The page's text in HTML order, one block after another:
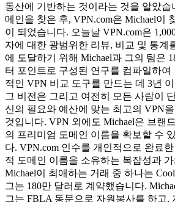
동산에 기반하는 것이라는 것을 알았습
메인을 찾은 후, VPN.com은 Michael이
이 되었습니다. 오늘날 VPN.com은
자에 대한 광범위한 리뷰, 비교 및 통계
에 도달하기 위해 Michael과 그의 팀은
터 포인트로 구성된 연구를 컴파일하
적인 VPN 비교 도구를 만드는 데 3년
그 비전은 그리고 여전히 모든 사람이
신의 필요와 예산에 맞는 최고의 VPN
것입니다. VPN 외에도 Michael은 브랜
의 프리미엄 도메인 이름을 확보할 수
다. VPN.com 인수를 개인적으로 완료
적 도메인 이름을 소유하는 복잡성과
Michael이 최애하는 거래 중 하나는
그는 180만 달러로 계약했습니다.
그는 FBLA 동문으로 자원봉사를 하고,